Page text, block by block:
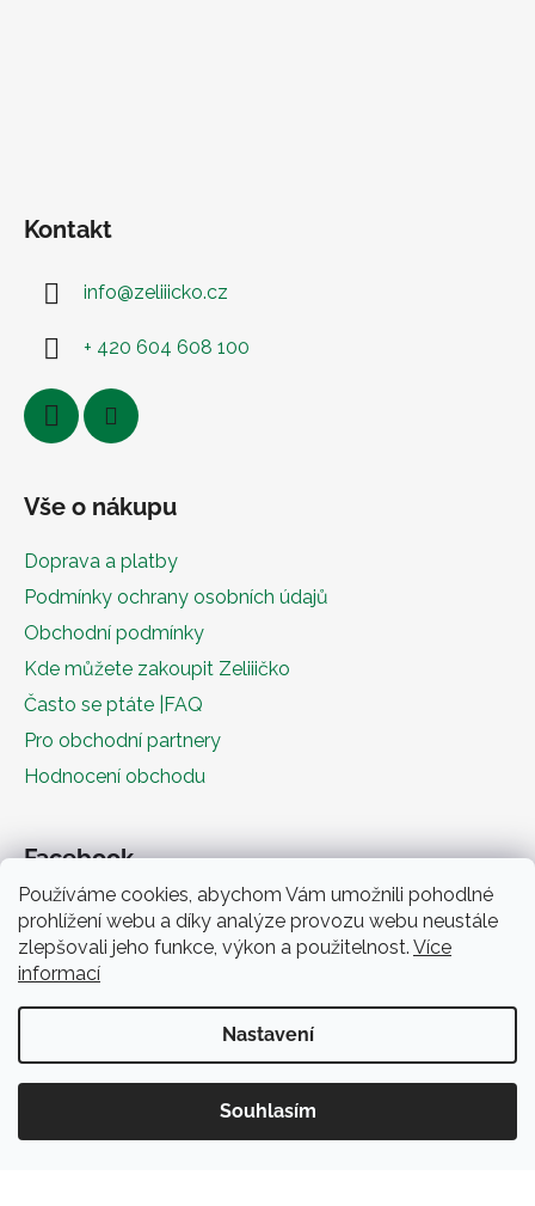
Používáme cookies, abychom Vám umožnili pohodlné
prohlížení webu a díky analýze provozu webu neustále
zlepšovali jeho funkce, výkon a použitelnost. Více
informací
Nastavení
Souhlasím
Kontakt
info@zeliiicko.cz
+ 420 604 608 100
Vše o nákupu
Doprava a platby
Podmínky ochrany osobních údajů
Obchodní podmínky
Kde můžete zakoupit Zeliiičko
Často se ptáte |FAQ
Pro obchodní partnery
Hodnocení obchodu
Facebook
Obchodní podmínky
Vytvořil Shoptet
Copyright 2026Zeliiičko.cz. Všechna práva vyhrazena.
Získejte slevu 5%